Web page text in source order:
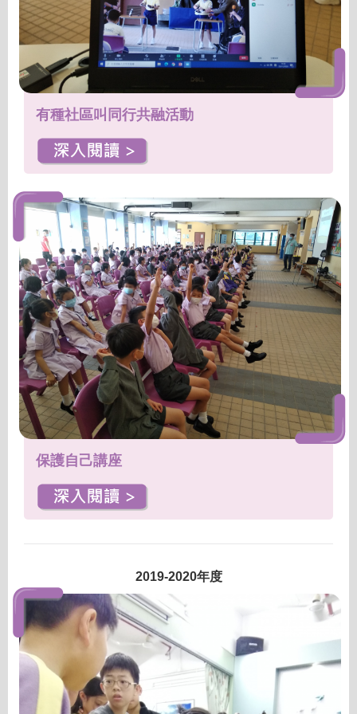
有種社區叫同行共融活動
保護自己講座
2019-2020年度